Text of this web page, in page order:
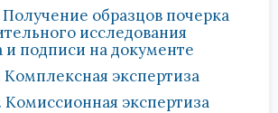
Получение образцов почерка
исследования
и подписи на документе
Комплексная экспертиза
. Комиссионная экспертиза